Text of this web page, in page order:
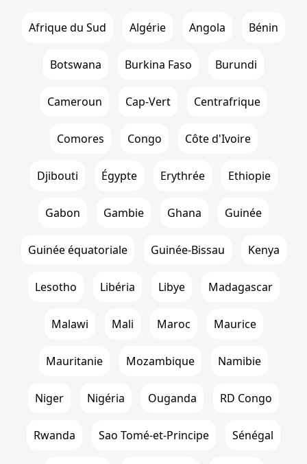
Afrique du Sud Algérie Angola Bénin
Botswana Burkina Faso Burundi
Cameroun Cap-Vert Centrafrique
Comores Congo Côte d'Ivoire
Djibouti Égypte Erythrée Ethiopie
Gabon Gambie Ghana Guinée
Guinée équatoriale Guinée-Bissau Kenya
Lesotho Libéria Libye Madagascar
Malawi Mali Maroc Maurice
Mauritanie Mozambique Namibie
Niger Nigéria Ouganda RD Congo
Rwanda Sao Tomé-et-Principe Sénégal